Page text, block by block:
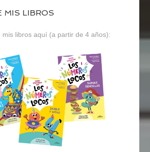
MIS LIBROS
mis libros aquí (a partir de 4 años):